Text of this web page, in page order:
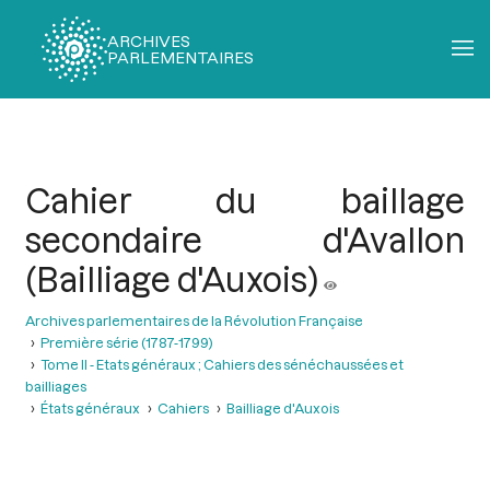
ARCHIVES
PARLEMENTAIRES
Cahier du baillage
secondaire d'Avallon
(Bailliage d'Auxois)
Archives parlementaires de la Révolution Française
Première série (1787-1799)
Tome II - Etats généraux ; Cahiers des sénéchaussées et
bailliages
États généraux
Cahiers Bailliage d'Auxois